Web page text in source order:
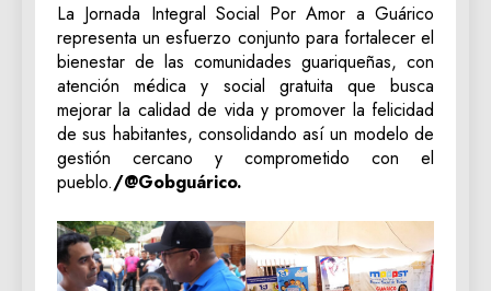
La Jornada Integral Social Por Amor a Guárico
representa un esfuerzo conjunto para fortalecer el
bienestar de las comunidades guariqueñas, con
atención médica y social gratuita que busca
mejorar la calidad de vida y promover la felicidad
de sus habitantes, consolidando así un modelo de
gestión cercano y comprometido con el
pueblo./@Gobguárico.